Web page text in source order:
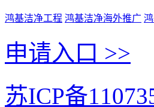
鸿基洁净工程 鸿基洁净海外推广
申请入口 >>
苏ICP备